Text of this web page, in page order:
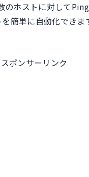
ホストに対して
簡単に自動化でき
スポンサーリンク